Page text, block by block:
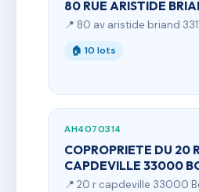
80 RUE ARISTIDE
📍 80 av aristide briand
🏠 10 lots
AH4070314
COPROPRIETE DU 20
CAPDEVILLE 33000
📍 20 r capdeville 33000